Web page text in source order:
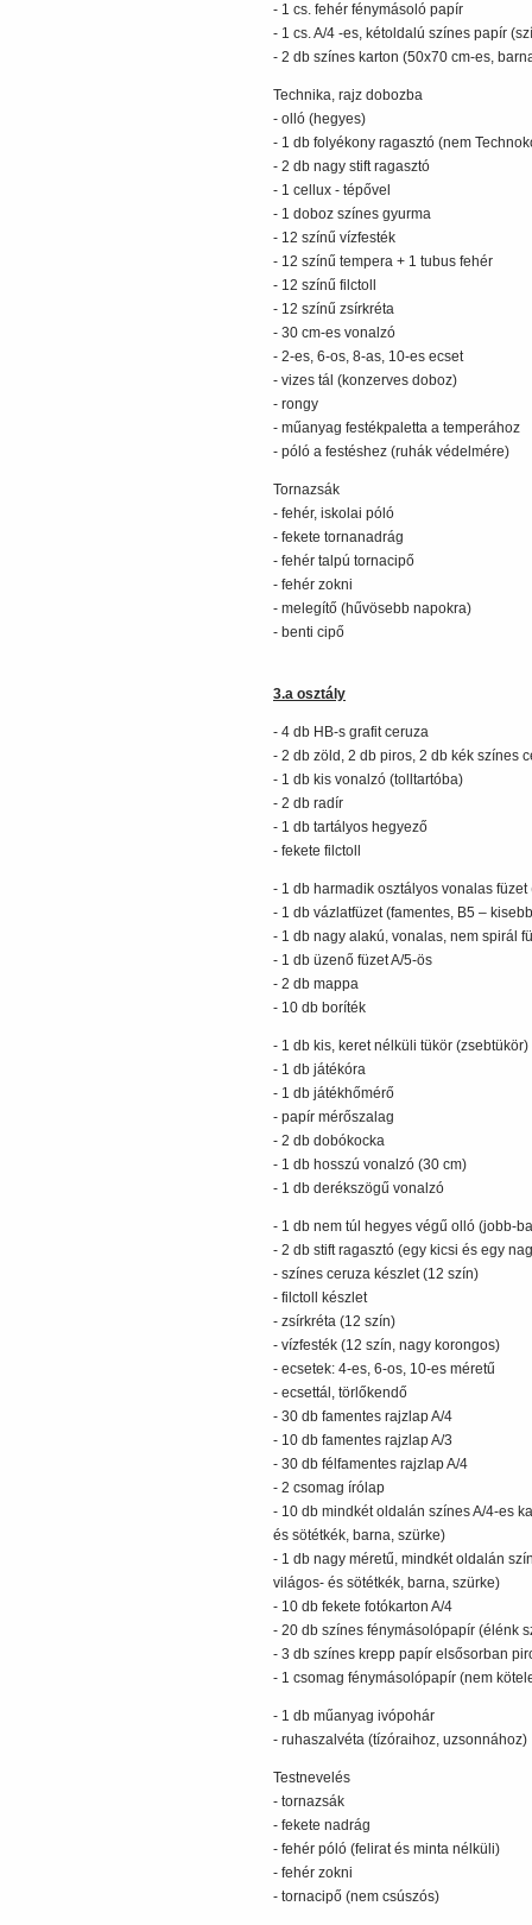
- 1 cs. fehér fénymásoló papír
- 1 cs. A/4 -es, kétoldalú színes papír
- 2 db színes karton (50x70 cm-es,
Technika, rajz dobozba
- olló (hegyes)
- 1 db folyékony ragasztó (nem
- 2 db nagy stift ragasztó
- 1 cellux - tépővel
- 1 doboz színes gyurma
- 12 színű vízfesték
- 12 színű tempera + 1 tubus fehér
- 12 színű filctoll
- 12 színű zsírkréta
- 30 cm-es vonalzó
- 2-es, 6-os, 8-as, 10-es ecset
- vizes tál (konzerves doboz)
- rongy
- műanyag festékpaletta a temperához
- póló a festéshez (ruhák védelmére)
Tornazsák
- fehér, iskolai póló
- fekete tornanadrág
- fehér talpú tornacipő
- fehér zokni
- melegítő (hűvösebb napokra)
- benti cipő
3.a osztály
- 4 db HB-s grafit ceruza
- 2 db zöld, 2 db piros, 2 db kék színes
- 1 db kis vonalzó (tolltartóba)
- 2 db radír
- 1 db tartályos hegyező
- fekete filctoll
- 1 db harmadik osztályos vonalas füzet
- 1 db vázlatfüzet (famentes, B5 –
- 1 db nagy alakú, vonalas, nem spirál
- 1 db üzenő füzet A/5-ös
- 2 db mappa
- 10 db boríték
- 1 db kis, keret nélküli tükör (zsebtükör)
- 1 db játékóra
- 1 db játékhőmérő
- papír mérőszalag
- 2 db dobókocka
- 1 db hosszú vonalzó (30 cm)
- 1 db derékszögű vonalzó
- 1 db nem túl hegyes végű olló (jobb-
- 2 db stift ragasztó (egy kicsi és egy
- színes ceruza készlet (12 szín)
- filctoll készlet
- zsírkréta (12 szín)
- vízfesték (12 szín, nagy korongos)
- ecsetek: 4-es, 6-os, 10-es méretű
- ecsettál, törlőkendő
- 30 db famentes rajzlap A/4
- 10 db famentes rajzlap A/3
- 30 db félfamentes rajzlap A/4
- 2 csomag írólap
- 10 db mindkét oldalán színes A/4-es
és sötétkék, barna, szürke)
- 1 db nagy méretű, mindkét oldalán
világos- és sötétkék, barna, szürke)
- 10 db fekete fotókarton A/4
- 20 db színes fénymásolópapír (élénk
- 3 db színes krepp papír elsősorban
- 1 csomag fénymásolópapír (nem
- 1 db műanyag ivópohár
- ruhaszalvéta (tízóraihoz, uzsonnához)
Testnevelés
- tornazsák
- fekete nadrág
- fehér póló (felirat és minta nélküli)
- fehér zokni
- tornacipő (nem csúszós)